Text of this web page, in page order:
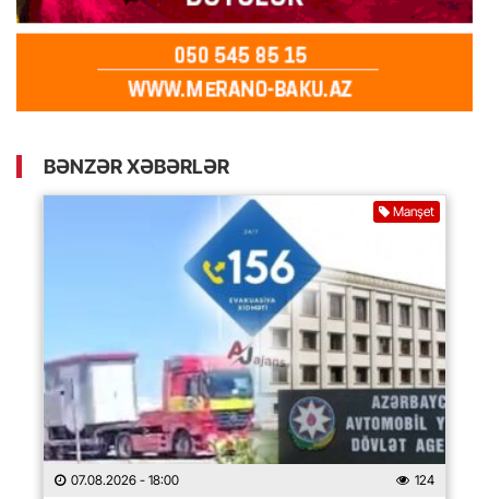
BƏNZƏR XƏBƏRLƏR
Manşet
07.08.2026 - 18:00 124